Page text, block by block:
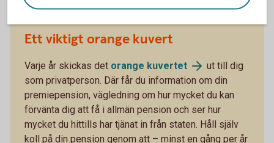
Ett viktigt orange kuvert
Varje år skickas det orange kuvertet
ut till dig
som privatperson. Där får du information om din
premiepension, vägledning om hur mycket du kan
förvänta dig att få i allmän pension och ser hur
mycket du hittills har tjänat in från staten. Håll själv
koll på din pension genom att – minst en gång per år